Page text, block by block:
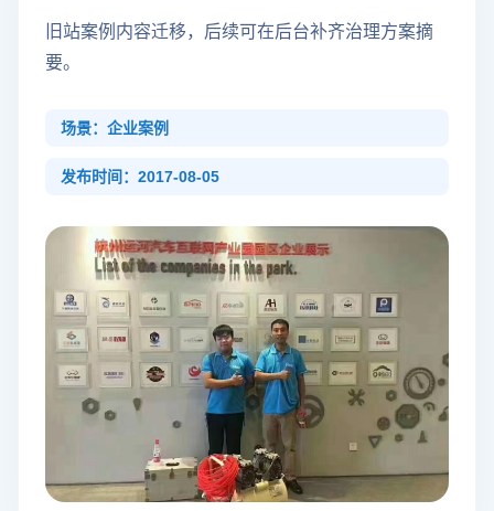
旧站案例内容迁移，后续可在后台补齐治理方案摘
要。
场景：企业案例
发布时间：2017-08-05